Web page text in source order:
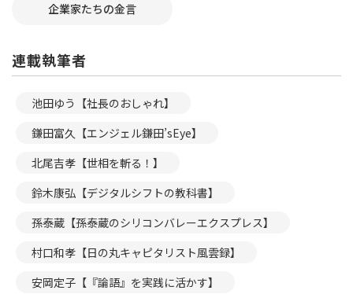
企業家たちの金言
連載執筆者
池田ゆう【社長のおしゃれ】
鎌田富久【エンジェル鎌田’sEye】
北尾吉孝【世相を斬る！】
鈴木康弘【デジタルシフトの教科書】
孫泰蔵【孫泰蔵のシリコンバレーエクスプレス】
村口和孝【日の丸キャピタリスト風雲録】
安岡定子【『論語』を実践に活かす】